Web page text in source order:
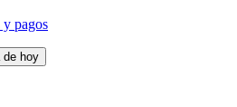
y pagos
de hoy